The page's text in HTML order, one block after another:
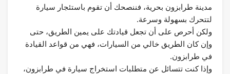
مدينة طرابزون بحرية، فننصحك أن تقوم باستئجار سيارة
لتتحرك بسهولة وسرعة.
ولكن أحرص على أن تجعل قيادتك على يمين الطريق، حتى
وإن كان الطريق خالي من السيارات، فهي من قواعد القيادة
في طرابزون.
وإذا كنت تتسائل عن متطلبات استخراج سيارة في طرابزون،